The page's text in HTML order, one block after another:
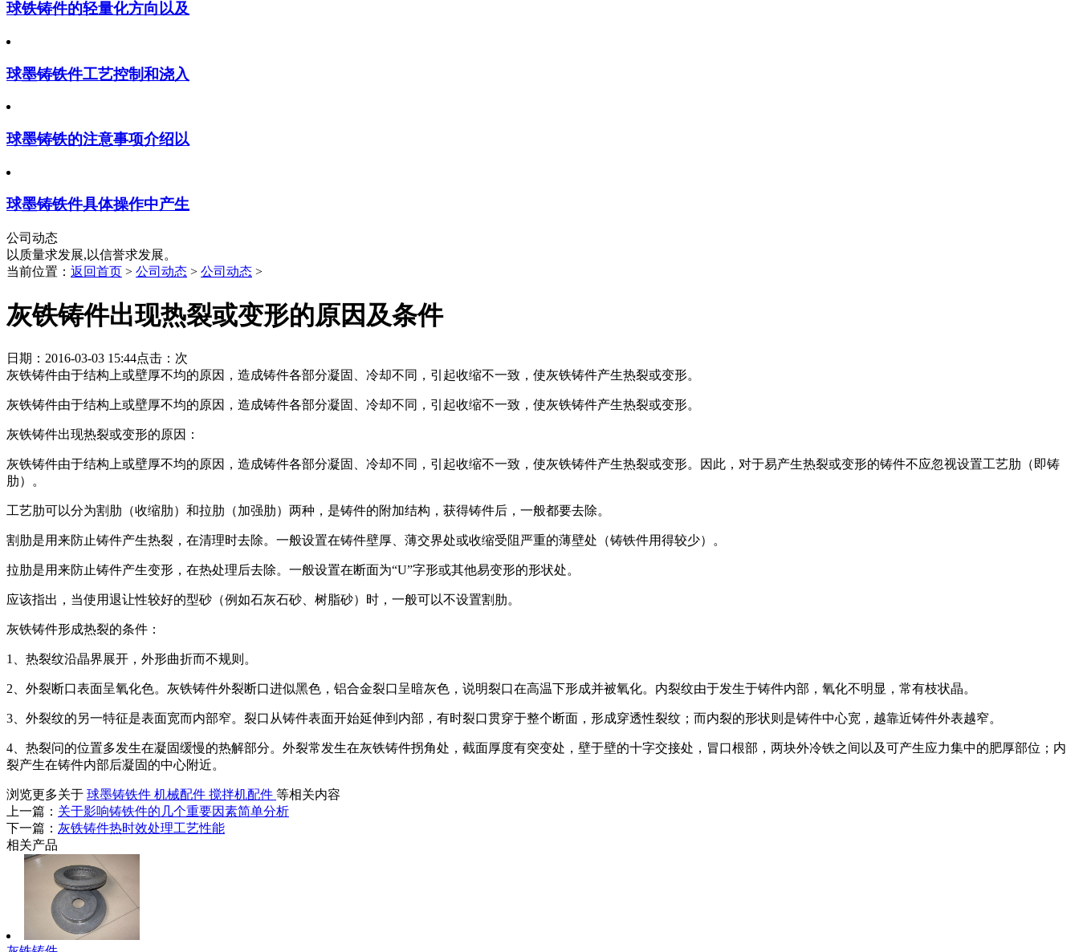
球铁铸件的轻量化方向以及
球墨铸铁件工艺控制和浇入
球墨铸铁的注意事项介绍以
球墨铸铁件具体操作中产生
公司动态
以质量求发展,以信誉求发展。
当前位置： 返回首页 > 公司动态 > 公司动态 >
灰铁铸件出现热裂或变形的原因及条件
日期：2016-03-03 15:44点击： 次
灰铁铸件由于结构上或壁厚不均的原因，造成铸件各部分凝固、冷却不同，引起收缩不一致，使灰铁铸件产生热裂或变形。
灰铁铸件由于结构上或壁厚不均的原因，造成铸件各部分凝固、冷却不同，引起收缩不一致，使灰铁铸件产生热裂或变形。
灰铁铸件出现热裂或变形的原因：
灰铁铸件由于结构上或壁厚不均的原因，造成铸件各部分凝固、冷却不同，引起收缩不一致，使灰铁铸件产生热裂或变形。因此，对于易产生热裂或变形的铸件不应忽视设置工艺肋（即铸
肋）。
工艺肋可以分为割肋（收缩肋）和拉肋（加强肋）两种，是铸件的附加结构，获得铸件后，一般都要去除。
割肋是用来防止铸件产生热裂，在清理时去除。一般设置在铸件壁厚、薄交界处或收缩受阻严重的薄壁处（铸铁件用得较少）。
拉肋是用来防止铸件产生变形，在热处理后去除。一般设置在断面为“U”字形或其他易变形的形状处。
应该指出，当使用退让性较好的型砂（例如石灰石砂、树脂砂）时，一般可以不设置割肋。
灰铁铸件形成热裂的条件：
1、热裂纹沿晶界展开，外形曲折而不规则。
2、外裂断口表面呈氧化色。灰铁铸件外裂断口进似黑色，铝合金裂口呈暗灰色，说明裂口在高温下形成并被氧化。内裂纹由于发生于铸件内部，氧化不明显，常有枝状晶。
3、外裂纹的另一特征是表面宽而内部窄。裂口从铸件表面开始延伸到内部，有时裂口贯穿于整个断面，形成穿透性裂纹；而内裂的形状则是铸件中心宽，越靠近铸件外表越窄。
4、热裂问的位置多发生在凝固缓慢的热解部分。外裂常发生在灰铁铸件拐角处，截面厚度有突变处，壁于壁的十字交接处，冒口根部，两块外冷铁之间以及可产生应力集中的肥厚部位；内
裂产生在铸件内部后凝固的中心附近。
浏览更多关于 球墨铸铁件 机械配件 搅拌机配件 等相关内容
上一篇： 关于影响铸铁件的几个重要因素简单分析
下一篇： 灰铁铸件热时效处理工艺性能
相关产品